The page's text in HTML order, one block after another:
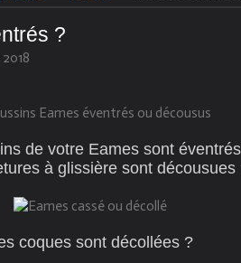
?
2018
de votre Eames sont
à glissière sont décousues
coques sont décollées ?